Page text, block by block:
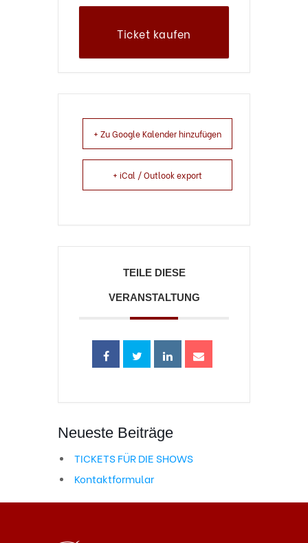
Ticket kaufen
+ Zu Google Kalender hinzufügen
+ iCal / Outlook export
TEILE DIESE
VERANSTALTUNG
Neueste Beiträge
TICKETS FÜR DIE SHOWS
Kontaktformular